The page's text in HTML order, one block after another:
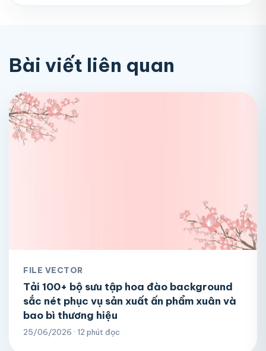
Bài viết liên quan
FILE VECTOR
Tải 100+ bộ sưu tập hoa đào background
sắc nét phục vụ sản xuất ấn phẩm xuân và
bao bì thương hiệu
25/06/2026 · 12 phút đọc